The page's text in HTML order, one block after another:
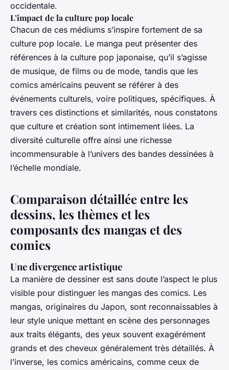
occidentale.
L’impact de la culture pop locale
Chacun de ces médiums s’inspire fortement de sa
culture pop locale. Le manga peut présenter des
références à la culture pop japonaise, qu’il s’agisse
de musique, de films ou de mode, tandis que les
comics américains peuvent se référer à des
événements culturels, voire politiques, spécifiques. À
travers ces distinctions et similarités, nous constatons
que culture et création sont intimement liées. La
diversité culturelle offre ainsi une richesse
incommensurable à l’univers des bandes dessinées à
l’échelle mondiale.
Comparaison détaillée entre les
dessins, les thèmes et les
composants des mangas et des
comics
Une divergence artistique
La manière de dessiner est sans doute l’aspect le plus
visible pour distinguer les mangas des comics. Les
mangas, originaires du Japon, sont reconnaissables à
leur style unique mettant en scène des personnages
aux traits élégants, des yeux souvent exagérément
grands et des cheveux généralement très détaillés. À
l’inverse, les comics américains, comme ceux de